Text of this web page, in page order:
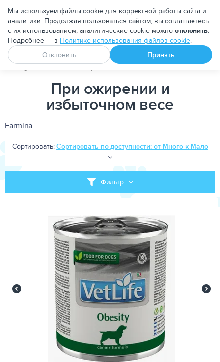
Москва
Апоквел Ветмедин От блох и клещей
PetDog Собакам Корма для собак Лечебно-
При ожирении и
избыточном весе
Farmina
Фильтр
Сортировать: Сортировать по доступности: от Много к Мало
Мы используем файлы cookie для корректной работы сайта и
аналитики. Продолжая пользоваться сайтом, вы соглашаетесь
с их использованием; аналитические cookie можно отклонить.
Подробнее — в Политике использования файлов cookie.
Отклонить
Принять